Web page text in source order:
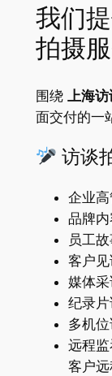
我们
拍摄
围绕 上海
面交付的一
访谈
企业
品牌
员工
客户
媒体采
纪录
多机位
远程
客户远